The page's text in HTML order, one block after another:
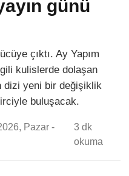
günü
çıktı. Ay Yapım
kulislerde dolaşan
dizi yeni bir değişiklik
buluşacak.
Pazar -
3 dk
okuma